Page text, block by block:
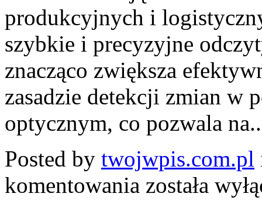
produkcyjnych i
szybkie i precyzyjne
znacząco zwiększa
zasadzie detekcji zmian w
optycznym, co pozwala
Posted by twojwpis.com.pl
komentowania
widełkowe
została